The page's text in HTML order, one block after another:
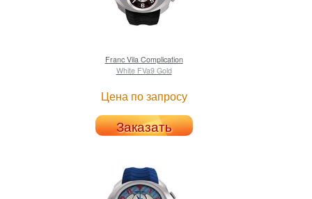
Franc VilaComplication
White FVa9 Gold
Цена по запросу
Заказать